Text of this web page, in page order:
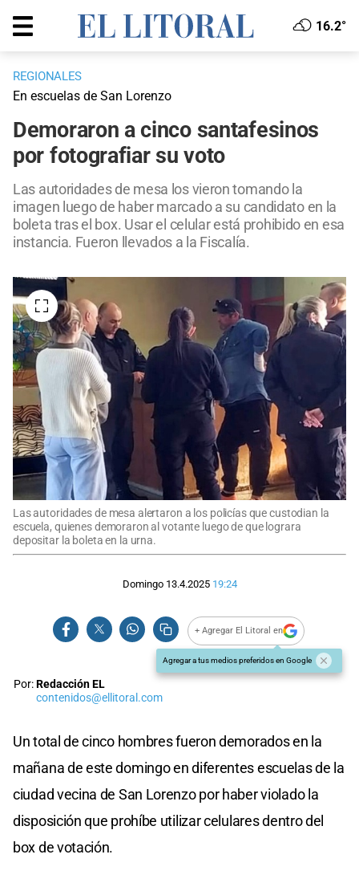
16.2°
REGIONALES
En escuelas de San Lorenzo
Demoraron a cinco santafesinos
por fotografiar su voto
Las autoridades de mesa los vieron tomando la
imagen luego de haber marcado a su candidato en la
boleta tras el box. Usar el celular está prohibido en esa
instancia. Fueron llevados a la Fiscalía.
Las autoridades de mesa alertaron a los policías que custodian la
escuela, quienes demoraron al votante luego de que lograra
depositar la boleta en la urna.
Domingo 13.4.2025 19:24
+ Agregar El Litoral en
Agregar a tus medios preferidos en Google
Por:Redacción EL
contenidos@ellitoral.com
Un total de cinco hombres fueron demorados en la
mañana de este domingo en diferentes escuelas de la
ciudad vecina de San Lorenzo por haber violado la
disposición que prohíbe utilizar celulares dentro del
box de votación.